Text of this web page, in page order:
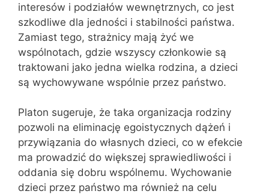
interesów i podziałów wewnętrznych, co jest
szkodliwe dla jedności i stabilności państwa.
Zamiast tego, strażnicy mają żyć we
wspólnotach, gdzie wszyscy członkowie są
traktowani jako jedna wielka rodzina, a dzieci
są wychowywane wspólnie przez państwo.
Platon sugeruje, że taka organizacja rodziny
pozwoli na eliminację egoistycznych dążeń i
przywiązania do własnych dzieci, co w efekcie
ma prowadzić do większej sprawiedliwości i
oddania się dobru wspólnemu. Wychowanie
dzieci przez państwo ma również na celu